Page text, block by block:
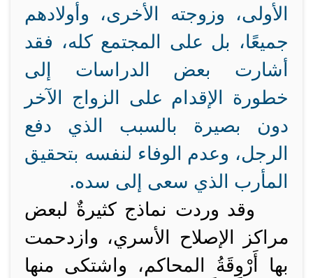
الأولى، وزوجته الأخرى، وأولادهم
جميعًا، بل على المجتمع كله، فقد
أشارت بعض الدراسات إلى
خطورة الإقدام على الزواج الآخر
دون بصيرة بالسبب الذي دفع
الرجل، وعدم الوفاء لنفسه بتحقيق
المأرب الذي سعى إلى سده.
وقد وردت نماذج كثيرةٌ لبعض
مراكز الإصلاح الأسري، وازدحمت
بها أَرْوِقَةُ المحاكم، واشتكى منها